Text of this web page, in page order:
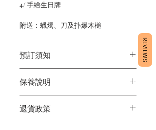
4/ 手繪生日牌
附送：蠟燭、刀及扑爆木槌
預訂須知
定日期取貨請提早10 - 14天前落單🤗
2/ 下單後24小時內會有專人電郵確認訂
單
3/ 取貨時需要出示確認訊息 或 訂單編
保養說明
2/ 運送時避免大力搖晃
退貨政策
REVIEWS